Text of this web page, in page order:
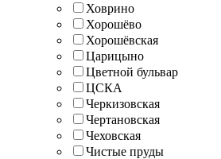
Ховрино
Хорошёво
Хорошёвская
Царицыно
Цветной бульвар
ЦСКА
Черкизовская
Чертановская
Чеховская
Чистые пруды